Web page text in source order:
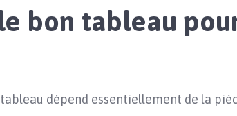
bon tableau
tableau dépend essentiellement de la